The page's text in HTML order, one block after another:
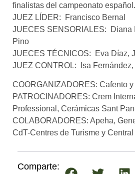
finalistas del campeonato español.
JUEZ LÍDER: Francisco Bernal
JUECES SENSORIALES: Diana
Pino
JUECES TÉCNICOS: Eva Díaz,
JUEZ CONTROL: Isa Fernández,
COORGANIZADORES: Cafento y
PATROCINADORES: Crem
Professional, Cerámicas Sant
COLABORADORES: Apeha,
CdT-Centres de Turisme y
Comparte: